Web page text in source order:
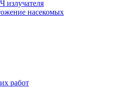
излучателя
насекомых
работ